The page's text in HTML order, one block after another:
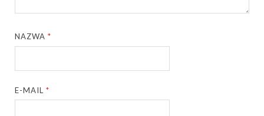
NAZWA*
E-MAIL*